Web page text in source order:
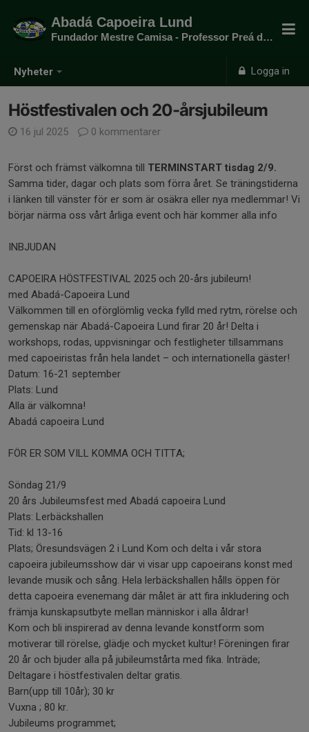
Nyheter Logga in
Abadá Capoeira Lund
Fundador Mestre Camisa - Professor Preá do mato
Höstfestivalen och 20-årsjubileum
16 jul 2025 0 kommentarer
Först och främst välkomna till TERMINSTART tisdag 2/9.
Samma tider, dagar och plats som förra året. Se träningstiderna
i länken till vänster för er som är osäkra eller nya medlemmar! Vi
börjar närma oss vårt årliga event och här kommer alla info
INBJUDAN
CAPOEIRA HÖSTFESTIVAL 2025 och 20-års jubileum!
med Abadá-Capoeira Lund
Välkommen till en oförglömlig vecka fylld med rytm, rörelse och
gemenskap när Abadá-Capoeira Lund firar 20 år! Delta i
workshops, rodas, uppvisningar och festligheter tillsammans
med capoeiristas från hela landet – och internationella gäster!
Datum: 16-21 september
Plats: Lund
Alla är välkomna!
Abadá capoeira Lund
FÖR ER SOM VILL KOMMA OCH TITTA;
Söndag 21/9
20 års Jubileumsfest med Abadá capoeira Lund
Plats: Lerbäckshallen
Tid: kl 13-16
Plats; Öresundsvägen 2 i Lund Kom och delta i vår stora
capoeira jubileumsshow där vi visar upp capoeirans konst med
levande musik och sång. Hela lerbäckshallen hålls öppen för
detta capoeira evenemang där målet är att fira inkludering och
främja kunskapsutbyte mellan människor i alla åldrar!
Kom och bli inspirerad av denna levande konstform som
motiverar till rörelse, glädje och mycket kultur! Föreningen firar
20 år och bjuder alla på jubileumstårta med fika. Inträde;
Deltagare i höstfestivalen deltar gratis.
Barn(upp till 10år); 30 kr
Vuxna ; 80 kr.
Jubileums programmet;